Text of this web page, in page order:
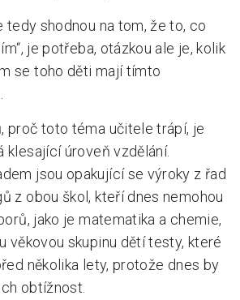
tedy shodnou na tom, že to, co
je potřeba, otázkou ale je, kolik
se toho děti mají tímto
proč toto téma učitele trápí, je
klesající úroveň vzdělání.
jsou opakující se výroky z řad
z obou škol, kteří dnes nemohou
jako je matematika a chemie,
věkovou skupinu dětí testy, které
několika lety, protože dnes by
obtížnost.